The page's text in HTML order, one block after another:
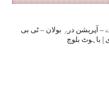
– آپریشن درہِ بولان – ٹی بی
| باہوٹ بلوچ